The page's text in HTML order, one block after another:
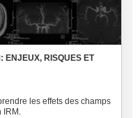
ENJEUX, RISQUES ET
les effets des champs
IRM.